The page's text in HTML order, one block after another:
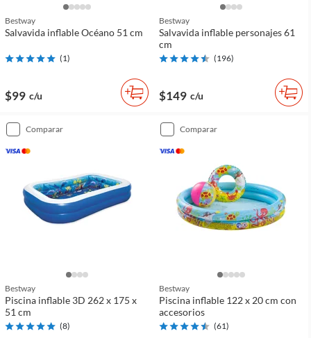
Bestway
Salvavida inflable Océano 51 cm
(1)
$99 c/u
Bestway
Salvavida inflable personajes 61
cm
(196)
$149 c/u
comparar
Bestway
Piscina inflable 3D 262 x 175 x
51 cm
(8)
comparar
Bestway
Piscina inflable 122 x 20 cm con
accesorios
(61)